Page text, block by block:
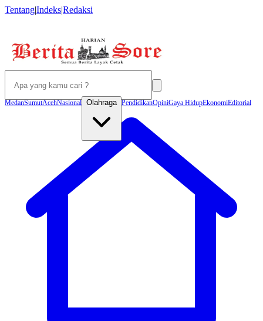
Tentang|Indeks|Redaksi
MedanSumutAcehNasional Olahraga PendidikanOpiniGaya HidupEkonomiEditorial